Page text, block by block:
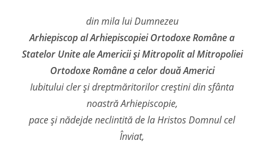
din mila lui Dumnezeu
Arhiepiscop al Arhiepiscopiei Ortodoxe Române a
Statelor Unite ale Americii şi Mitropolit al Mitropoliei
Ortodoxe Române a celor două Americi
Iubitului cler şi dreptmăritorilor creştini din sfânta
noastră Arhiepiscopie,
pace şi nădejde neclintită de la Hristos Domnul cel
Înviat,